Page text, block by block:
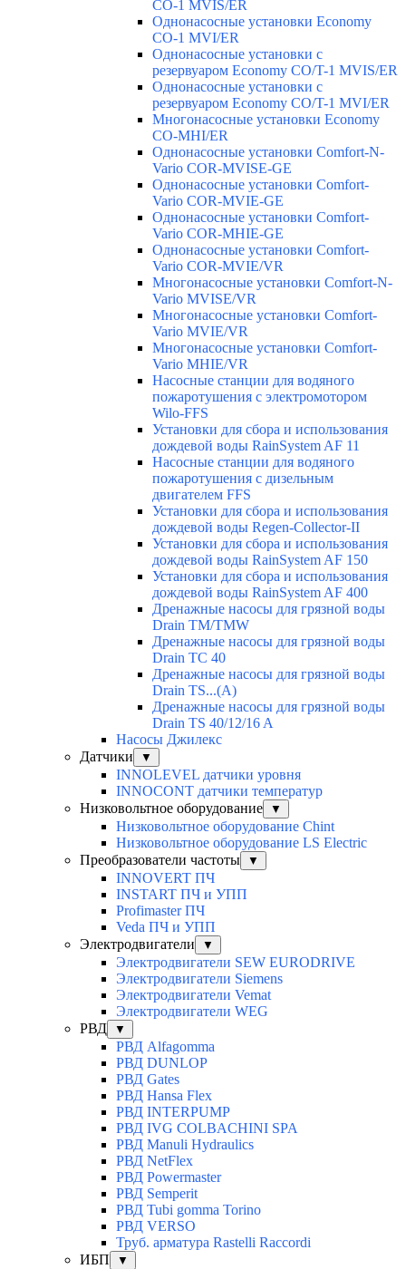
CO-1 MVIS/ER
Однонасосные установки Economy
CO-1 MVI/ER
Однонасосные установки с
резервуаром Economy CO/T-1 MVIS/ER
Однонасосные установки с
резервуаром Economy CO/T-1 MVI/ER
Многонасосные установки Economy
CO-MHI/ER
Однонасосные установки Comfort-N-
Vario COR-MVISE-GE
Однонасосные установки Comfort-
Vario COR-MVIE-GE
Однонасосные установки Comfort-
Vario COR-MHIE-GE
Однонасосные установки Comfort-
Vario COR-MVIE/VR
Многонасосные установки Comfort-N-
Vario MVISE/VR
Многонасосные установки Comfort-
Vario MVIE/VR
Многонасосные установки Comfort-
Vario MHIE/VR
Насосные станции для водяного
пожаротушения с электромотором
Wilo-FFS
Установки для сбора и использования
дождевой воды RainSystem AF 11
Насосные станции для водяного
пожаротушения с дизельным
двигателем FFS
Установки для сбора и использования
дождевой воды Regen-Collector-II
Установки для сбора и использования
дождевой воды RainSystem AF 150
Установки для сбора и использования
дождевой воды RainSystem AF 400
Дренажные насосы для грязной воды
Drain TM/TMW
Дренажные насосы для грязной воды
Drain TC 40
Дренажные насосы для грязной воды
Drain TS...(A)
Дренажные насосы для грязной воды
Drain TS 40/12/16 A
Насосы Джилекс
Датчики
▼
INNOLEVEL датчики уровня
INNOCONT датчики температур
Низковольтное оборудование
▼
Низковольтное оборудование Chint
Низковольтное оборудование LS Electric
Преобразователи частоты
▼
INNOVERT ПЧ
INSTART ПЧ и УПП
Profimaster ПЧ
Veda ПЧ и УПП
Электродвигатели
▼
Электродвигатели SEW EURODRIVE
Электродвигатели Siemens
Электродвигатели Vemat
Электродвигатели WEG
РВД
▼
РВД Alfagomma
РВД DUNLOP
РВД Gates
РВД Hansa Flex
РВД INTERPUMP
РВД IVG COLBACHINI SPA
РВД Manuli Hydraulics
РВД NetFlex
РВД Powermaster
РВД Semperit
РВД Tubi gomma Torino
РВД VERSO
Труб. арматура Rastelli Raccordi
ИБП
▼